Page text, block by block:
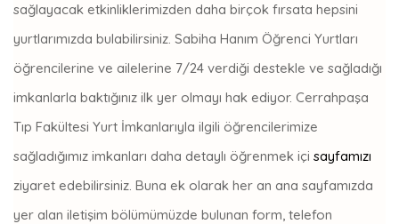
sağlayacak etkinliklerimizden daha birçok fırsata hepsini
yurtlarımızda bulabilirsiniz. Sabiha Hanım Öğrenci Yurtları
öğrencilerine ve ailelerine 7/24 verdiği destekle ve sağladığı
imkanlarla baktığınız ilk yer olmayı hak ediyor. Cerrahpaşa
Tıp Fakültesi Yurt İmkanlarıyla ilgili öğrencilerimize
sağladığımız imkanları daha detaylı öğrenmek içi sayfamızı
ziyaret edebilirsiniz. Buna ek olarak her an ana sayfamızda
yer alan iletişim bölümümüzde bulunan form, telefon